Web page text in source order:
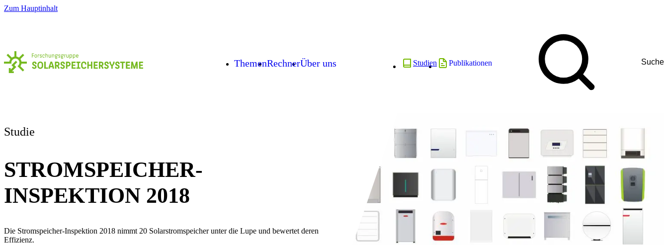
Zum Hauptinhalt
Suche
ThemenRechnerÜber uns Studien Publikationen
Studie
STROMSPEICHER-
INSPEKTION 2018
Die Stromspeicher-Inspektion 2018 nimmt 20 Solarstromspeicher unter die Lupe und bewertet deren
Effizienz.